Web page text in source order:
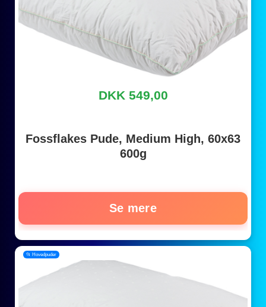
DKK 549,00
Fossflakes Pude, Medium High, 60x63
600g
Se mere
📂 Hovedpuder